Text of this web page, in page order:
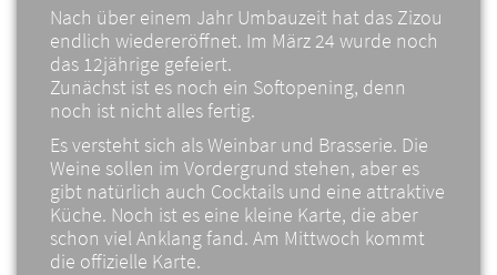
Nach über einem Jahr Umbauzeit hat das Zizou
endlich wiedereröffnet. Im März 24 wurde noch
das 12jährige gefeiert.
Zunächst ist es noch ein Softopening, denn
noch ist nicht alles fertig.
Es versteht sich als Weinbar und Brasserie. Die
Weine sollen im Vordergrund stehen, aber es
gibt natürlich auch Cocktails und eine attraktive
Küche. Noch ist es eine kleine Karte, die aber
schon viel Anklang fand. Am Mittwoch kommt
die offizielle Karte.